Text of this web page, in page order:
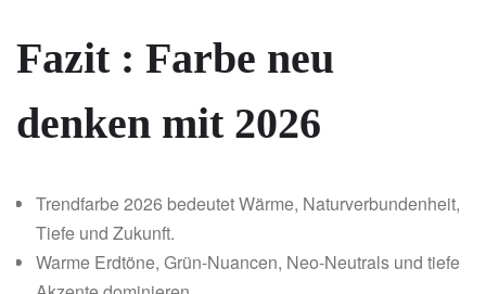
Fazit : Farbe neu
denken mit 2026
Trendfarbe 2026 bedeutet Wärme, Naturverbundenheit,
Tiefe und Zukunft.
Warme Erdtöne, Grün-Nuancen, Neo-Neutrals und tiefe